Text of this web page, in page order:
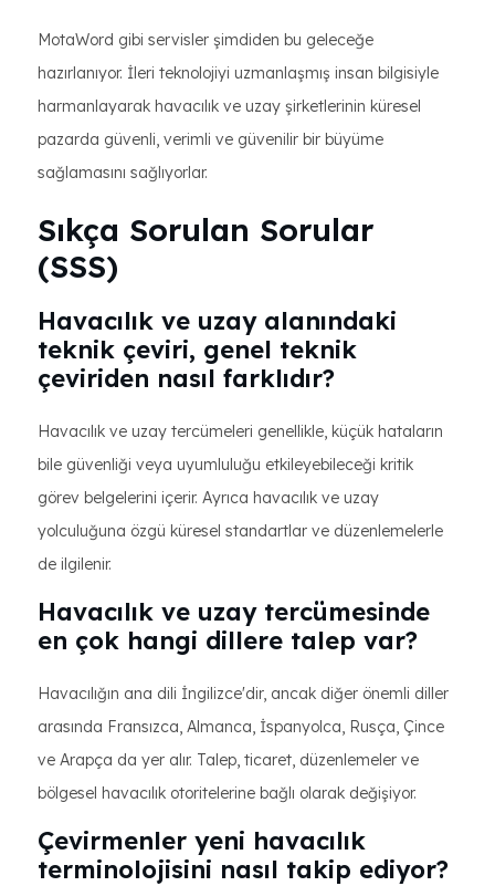
MotaWord gibi servisler şimdiden bu geleceğe
hazırlanıyor. İleri teknolojiyi uzmanlaşmış insan bilgisiyle
harmanlayarak havacılık ve uzay şirketlerinin küresel
pazarda güvenli, verimli ve güvenilir bir büyüme
sağlamasını sağlıyorlar.
Sıkça Sorulan Sorular
(SSS)
Havacılık ve uzay alanındaki
teknik çeviri, genel teknik
çeviriden nasıl farklıdır?
Havacılık ve uzay tercümeleri genellikle, küçük hataların
bile güvenliği veya uyumluluğu etkileyebileceği kritik
görev belgelerini içerir. Ayrıca havacılık ve uzay
yolculuğuna özgü küresel standartlar ve düzenlemelerle
de ilgilenir.
Havacılık ve uzay tercümesinde
en çok hangi dillere talep var?
Havacılığın ana dili İngilizce'dir, ancak diğer önemli diller
arasında Fransızca, Almanca, İspanyolca, Rusça, Çince
ve Arapça da yer alır. Talep, ticaret, düzenlemeler ve
bölgesel havacılık otoritelerine bağlı olarak değişiyor.
Çevirmenler yeni havacılık
terminolojisini nasıl takip ediyor?